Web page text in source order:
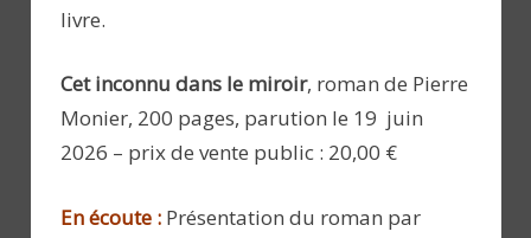
livre.
Cet inconnu dans le miroir, roman de Pierre
Monier, 200 pages, parution le 19 juin
2026 – prix de vente public : 20,00 €
En écoute : Présentation du roman par